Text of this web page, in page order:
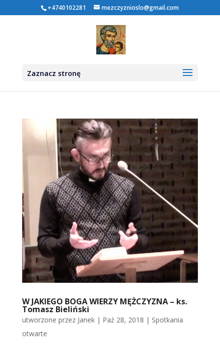
+4740102281 mezczyznioslo@gmail.com
Zaznacz stronę
W JAKIEGO BOGA WIERZY MĘŻCZYZNA – ks.
Tomasz Bieliński
utworzone przez Janek| Paź 28, 2018 | Spotkania
otwarte